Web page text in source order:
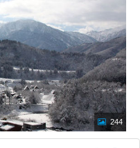
244